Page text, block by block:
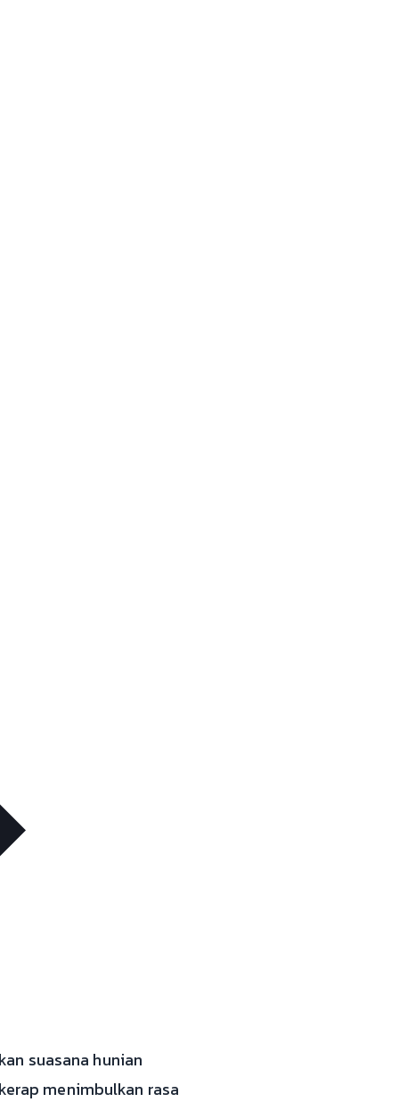
suasana hunian
menimbulkan rasa